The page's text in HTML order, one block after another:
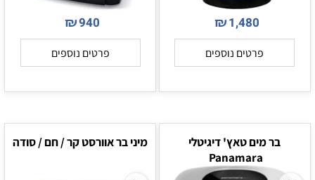
₪1,480
פרטים נוספים
₪940
פרטים נוספים
בר מים טאץ' דיגיטלי
Panamara
מיני בר אוורסט קר / חם / סודה